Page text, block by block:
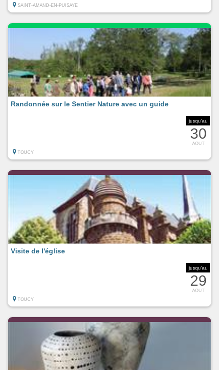
SAINT-AMAND-EN-PUISAYE
jusqu'au
30
AOUT
Randonnée sur le Sentier Nature avec un guide
TOUCY
jusqu'au
29
AOUT
Visite de l'église
TOUCY